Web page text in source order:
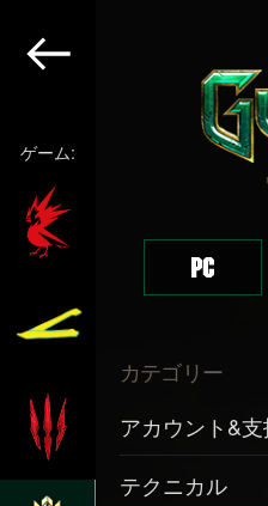
ゲーム:
カテゴリー
アカウント&
テクニカル